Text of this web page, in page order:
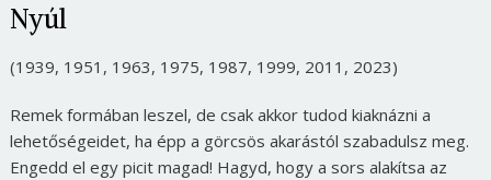
Nyúl
(1939, 1951, 1963, 1975, 1987, 1999, 2011, 2023)
Remek formában leszel, de csak akkor tudod kiaknázni a
lehetőségeidet, ha épp a görcsös akarástól szabadulsz meg.
Engedd el egy picit magad! Hagyd, hogy a sors alakítsa az